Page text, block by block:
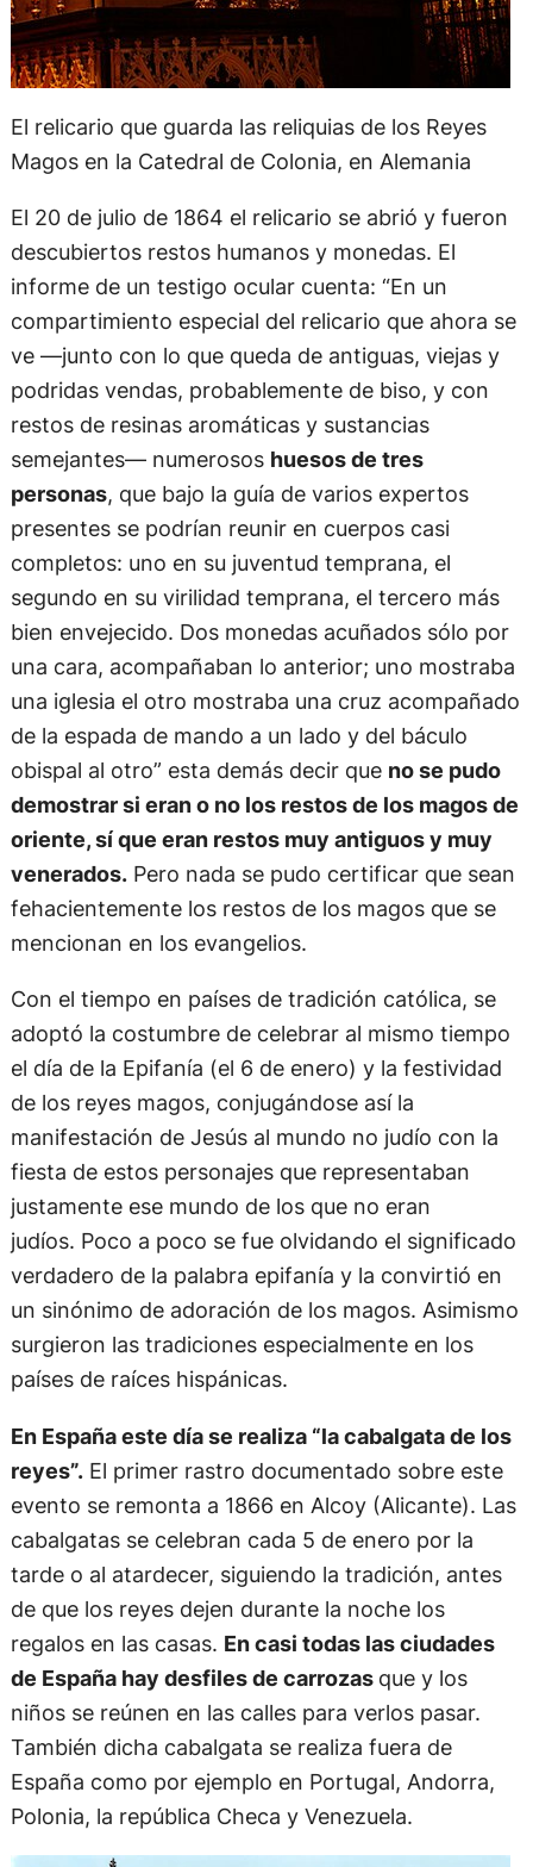
El relicario que guarda las reliquias de los Reyes
Magos en la Catedral de Colonia, en Alemania
El 20 de julio de 1864 el relicario se abrió y fueron
descubiertos restos humanos y monedas. El
informe de un testigo ocular cuenta: “En un
compartimiento especial del relicario que ahora se
ve —junto con lo que queda de antiguas, viejas y
podridas vendas, probablemente de biso, y con
restos de resinas aromáticas y sustancias
semejantes— numerosos huesos de tres
personas, que bajo la guía de varios expertos
presentes se podrían reunir en cuerpos casi
completos: uno en su juventud temprana, el
segundo en su virilidad temprana, el tercero más
bien envejecido. Dos monedas acuñados sólo por
una cara, acompañaban lo anterior; uno mostraba
una iglesia el otro mostraba una cruz acompañado
de la espada de mando a un lado y del báculo
obispal al otro” esta demás decir que no se pudo
demostrar si eran o no los restos de los magos de
oriente, sí que eran restos muy antiguos y muy
venerados.Pero nada se pudo certificar que sean
fehacientemente los restos de los magos que se
mencionan en los evangelios.
Con el tiempo en países de tradición católica, se
adoptó la costumbre de celebrar al mismo tiempo
el día de la Epifanía (el 6 de enero) y la festividad
de los reyes magos, conjugándose así la
manifestación de Jesús al mundo no judío con la
fiesta de estos personajes que representaban
justamente ese mundo de los que no eran
judíos. Poco a poco se fue olvidando el significado
verdadero de la palabra epifanía y la convirtió en
un sinónimo de adoración de los magos. Asimismo
surgieron las tradiciones especialmente en los
países de raíces hispánicas.
En España este día se realiza “la cabalgata de los
reyes”.El primer rastro documentado sobre este
evento se remonta a 1866 en Alcoy (Alicante). Las
cabalgatas se celebran cada 5 de enero por la
tarde o al atardecer, siguiendo la tradición, antes
de que los reyes dejen durante la noche los
regalos en las casas. En casi todas las ciudades
de España hay desfiles de carrozas que y los
niños se reúnen en las calles para verlos pasar.
También dicha cabalgata se realiza fuera de
España como por ejemplo en Portugal, Andorra,
Polonia, la república Checa y Venezuela.